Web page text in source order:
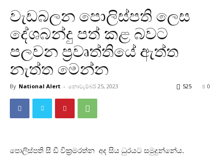
වැඩබලන පොලිස්පති ලෙස
දේශබන්දු පත් කළ බවට
පලවන ප්‍රවෘත්තියේ ඇත්ත
නැත්ත මෙන්න
By National Alert - නොවැම්බර් 25, 2023 0
525
පොලිස්පති සී ඩී වික්‍රමරත්න අද සිය ධුරයට සමුදුන්නේය.